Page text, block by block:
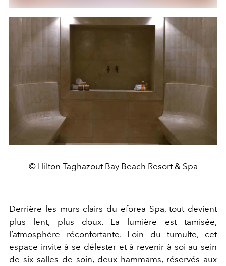
© Hilton Taghazout Bay Beach Resort & Spa
Derrière les murs clairs du eforea Spa, tout devient
plus lent, plus doux. La lumière est tamisée,
l’atmosphère réconfortante. Loin du tumulte, cet
espace invite à se délester et à revenir à soi au sein
de six salles de soin, deux hammams, réservés aux